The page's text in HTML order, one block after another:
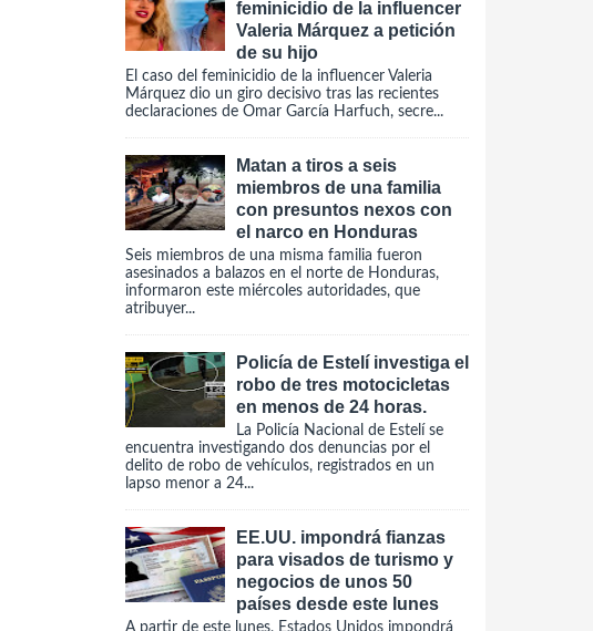
feminicidio de la influencer
Valeria Márquez a petición
de su hijo
El caso del feminicidio de la influencer Valeria
Márquez dio un giro decisivo tras las recientes
declaraciones de Omar García Harfuch, secre...
Matan a tiros a seis
miembros de una familia
con presuntos nexos con
el narco en Honduras
Seis miembros de una misma familia fueron
asesinados a balazos en el norte de Honduras,
informaron este miércoles autoridades, que
atribuyer...
Policía de Estelí investiga el
robo de tres motocicletas
en menos de 24 horas.
La Policía Nacional de Estelí se
encuentra investigando dos denuncias por el
delito de robo de vehículos, registrados en un
lapso menor a 24...
EE.UU. impondrá fianzas
para visados de turismo y
negocios de unos 50
países desde este lunes
A partir de este lunes, Estados Unidos impondrá